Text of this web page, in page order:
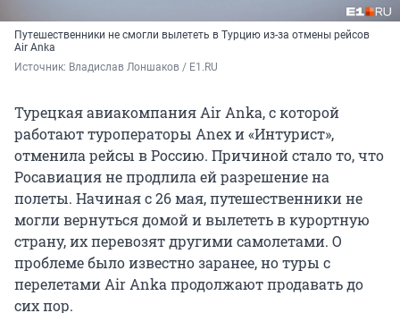
Путешественники не смогли вылететь в Турцию из-за отмены рейсов
Air Anka
Источник: Владислав Лоншаков / E1.RU
Турецкая авиакомпания Air Anka, с которой
работают туроператоры Anex и «Интурист»,
отменила рейсы в Россию. Причиной стало то, что
Росавиация не продлила ей разрешение на
полеты. Начиная с 26 мая, путешественники не
могли вернуться домой и вылететь в курортную
страну, их перевозят другими самолетами. О
проблеме было известно заранее, но туры с
перелетами Air Anka продолжают продавать до
сих пор.